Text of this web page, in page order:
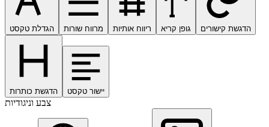
הגדלת טקסט מרווח שורות ריווח אותיות גופן קריא הדגשת קישורים
הדגשת כותרות יישור טקסט
צבע וניגודיות